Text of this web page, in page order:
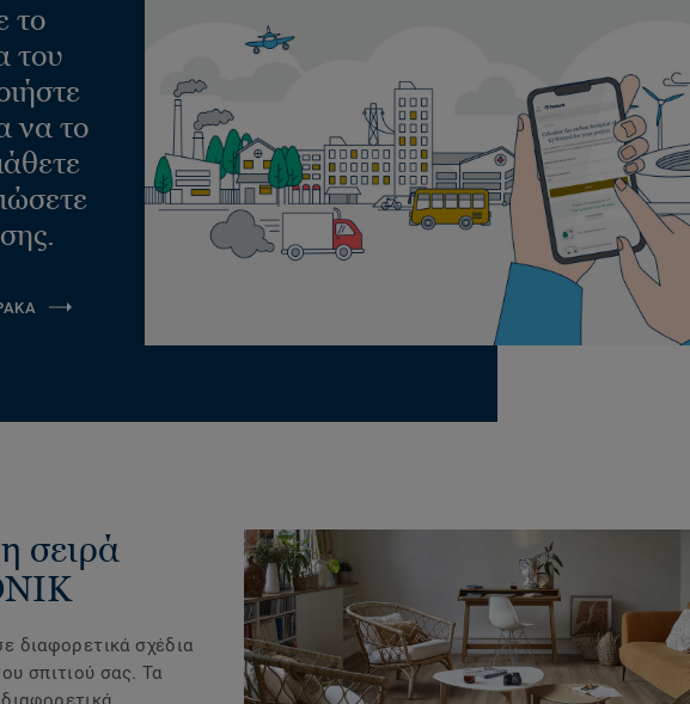
το
του
να το
σειρά
διαφορετικά σχέδια
σπιτιού σας. Τα